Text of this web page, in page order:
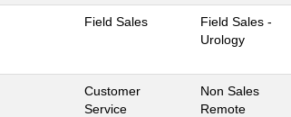
Field Sales
Field Sales -
Urology
Customer
Service
Non Sales
Remote